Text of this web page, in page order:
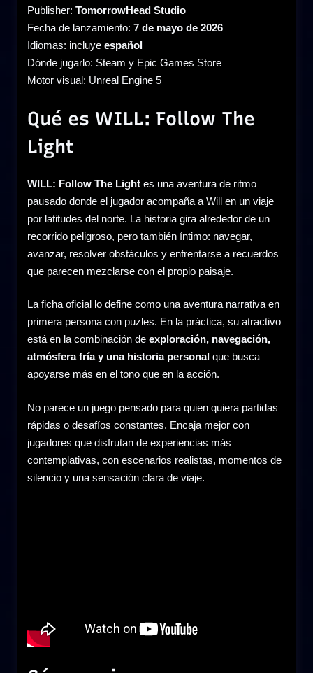
Publisher: TomorrowHead Studio
Fecha de lanzamiento: 7 de mayo de 2026
Idiomas: incluye español
Dónde jugarlo: Steam y Epic Games Store
Motor visual: Unreal Engine 5
Qué es WILL: Follow The
Light
WILL: Follow The Light es una aventura de ritmo
pausado donde el jugador acompaña a Will en un viaje
por latitudes del norte. La historia gira alrededor de un
recorrido peligroso, pero también íntimo: navegar,
avanzar, resolver obstáculos y enfrentarse a recuerdos
que parecen mezclarse con el propio paisaje.
La ficha oficial lo define como una aventura narrativa en
primera persona con puzles. En la práctica, su atractivo
está en la combinación de exploración, navegación,
atmósfera fría y una historia personal que busca
apoyarse más en el tono que en la acción.
No parece un juego pensado para quien quiera partidas
rápidas o desafíos constantes. Encaja mejor con
jugadores que disfrutan de experiencias más
contemplativas, con escenarios realistas, momentos de
silencio y una sensación clara de viaje.